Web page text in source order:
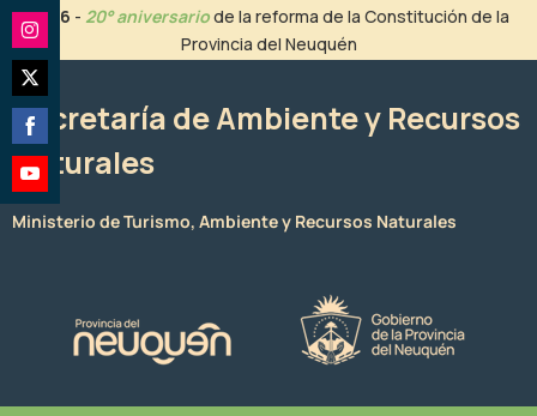
contenido
2026 - 20° aniversariode la reforma de la Constitución de la
Provincia del Neuquén
Secretaría de Ambiente y Recursos
Naturales
Ministerio de Turismo, Ambiente y Recursos Naturales
Share
on
Instagram
Share
on
Twitter
Share
on
Facebook
Share
on